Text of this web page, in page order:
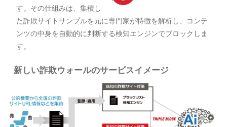
す。その仕組みは、集積し
た詐欺サイトサンプルを元に専門家が特徴を解析し、コンテ
ンツの中身を自動的に判断する検知エンジンでブロックしま
す。
新しい詐欺ウォールのサービスイメージ